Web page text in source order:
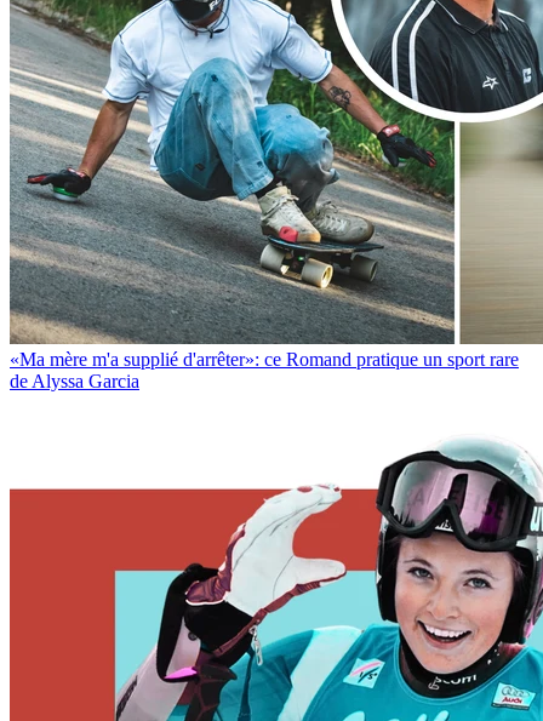
«Ma mère m'a supplié d'arrêter»: ce Romand pratique un sport rare
de Alyssa Garcia